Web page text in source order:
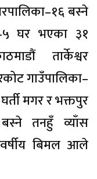
बस्ने
घर भएका ३१
तार्केश्वर
गाउँपालिका–
मगर र भक्तपुर
बस्ने तनहुँ व्याँस
बिमल आले